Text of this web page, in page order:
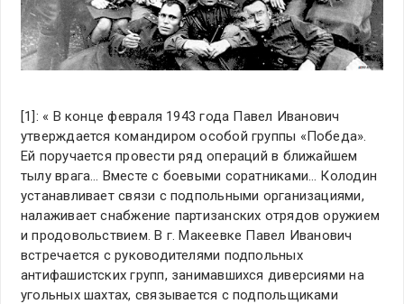
[1]: « В конце февраля 1943 года Павел Иванович
утверждается командиром особой группы «Победа».
Ей поручается провести ряд операций в ближайшем
тылу врага… Вместе с боевыми соратниками… Колодин
устанавливает связи с подпольными организациями,
налаживает снабжение партизанских отрядов оружием
и продовольствием. В г. Макеевке Павел Иванович
встречается с руководителями подпольных
антифашистских групп, занимавшихся диверсиями на
угольных шахтах, связывается с подпольщиками